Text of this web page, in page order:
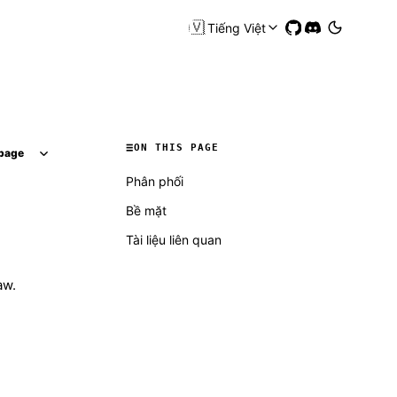
🇻🇳Tiếng Việt
ON THIS PAGE
Phân phối
Bề mặt
Tài liệu liên quan